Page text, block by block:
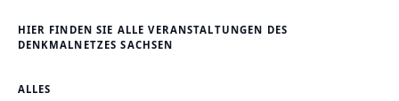
HIER FINDEN SIE ALLE VERANSTALTUNGEN DES
DENKMALNETZES SACHSEN
ALLES